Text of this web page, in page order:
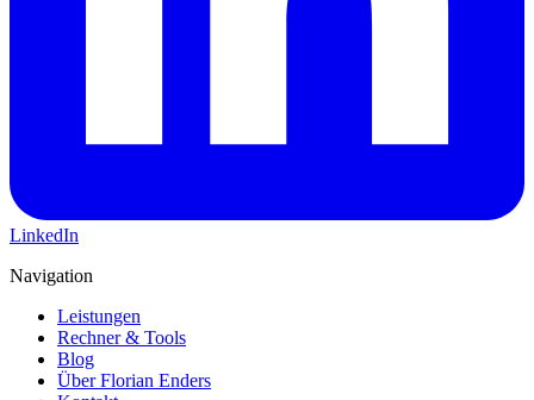
LinkedIn
Navigation
Leistungen
Rechner & Tools
Blog
Über Florian Enders